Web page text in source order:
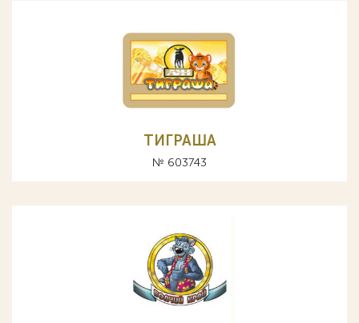
ТИГРАША
№ 603743